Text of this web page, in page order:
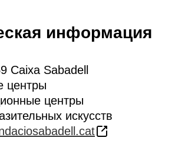
информация
Caixa Sabadell
центры
центры
искусств